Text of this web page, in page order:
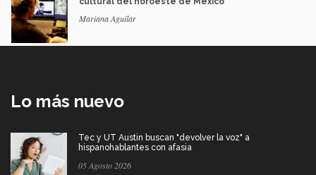
Mariana Aguilar
Lo más nuevo
Tec y UT Austin buscan "devolver la voz" a
hispanohablantes con afasia
05 Agosto 2026